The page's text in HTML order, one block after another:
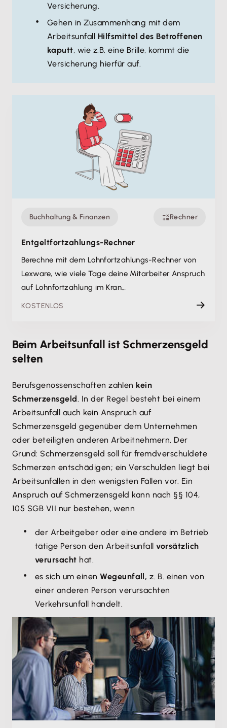
Versicherung.
Gehen in Zusammenhang mit dem
Arbeitsunfall Hilfsmittel des Betroffenen
kaputt, wie z.B. eine Brille, kommt die
Versicherung hierfür auf.
Buchhaltung & Finanzen Rechner
Entgeltfortzahlungs-Rechner
Berechne mit dem Lohnfortzahlungs-Rechner von
Lexware, wie viele Tage deine Mitarbeiter Anspruch
auf Lohnfortzahlung im Kran…
KOSTENLOS
Beim Arbeitsunfall ist Schmerzensgeld
selten
Berufsgenossenschaften zahlen kein
Schmerzensgeld. In der Regel besteht bei einem
Arbeitsunfall auch kein Anspruch auf
Schmerzensgeld gegenüber dem Unternehmen
oder beteiligten anderen Arbeitnehmern. Der
Grund: Schmerzensgeld soll für fremdverschuldete
Schmerzen entschädigen; ein Verschulden liegt bei
Arbeitsunfällen in den wenigsten Fällen vor. Ein
Anspruch auf Schmerzensgeld kann nach §§ 104,
105 SGB VII nur bestehen, wenn
der Arbeitgeber oder eine andere im Betrieb
tätige Person den Arbeitsunfallvorsätzlich
verursacht hat.
es sich um einenWegeunfall, z. B. einen von
einer anderen Person verursachten
Verkehrsunfall handelt.